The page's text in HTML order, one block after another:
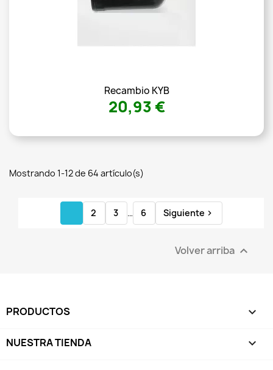
Recambio KYB
20,93 €
Mostrando 1-12 de 64 artículo(s)
2 3 … 6 Siguiente 
Volver arriba 
PRODUCTOS 
NUESTRA TIENDA 